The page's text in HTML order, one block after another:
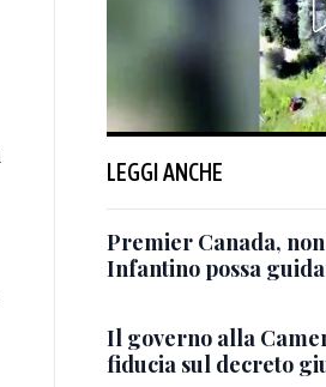
LEGGI ANCHE
Premier Canada,
Infantino possa
Il governo alla
fiducia sul decreto